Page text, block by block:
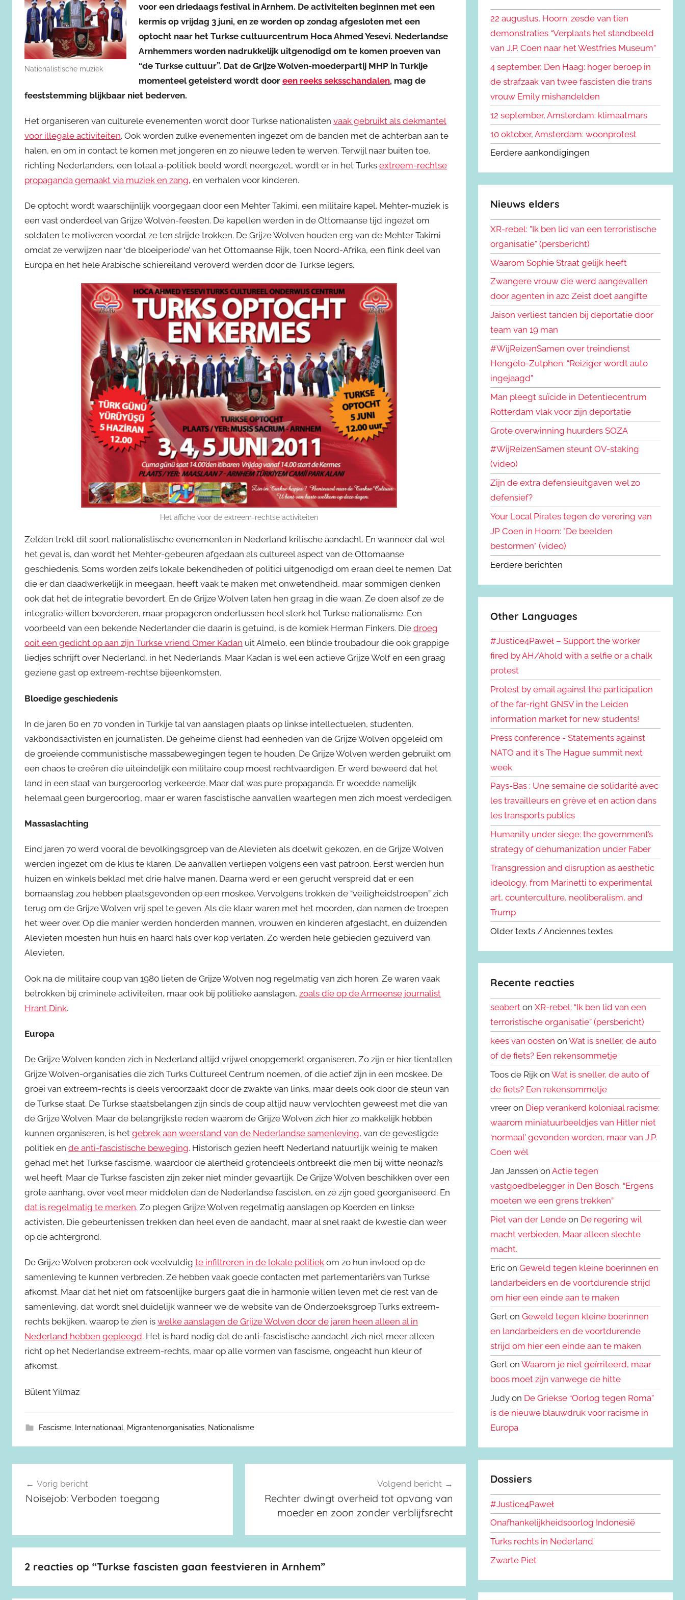
Nationalistische muziek
voor een driedaags festival in Arnhem. De activiteiten beginnen met een
kermis op vrijdag 3 juni, en ze worden op zondag afgesloten met een
optocht naar het Turkse cultuurcentrum Hoca Ahmed Yesevi. Nederlandse
Arnhemmers worden nadrukkelijk uitgenodigd om te komen proeven van
“de Turkse cultuur”. Dat de Grijze Wolven-moederpartij MHP in Turkije
momenteel geteisterd wordt door een reeks seksschandalen, mag de
feeststemming blijkbaar niet bederven.
Het organiseren van culturele evenementen wordt door Turkse nationalisten vaak gebruikt als dekmantel
voor illegale activiteiten. Ook worden zulke evenementen ingezet om de banden met de achterban aan te
halen, en om in contact te komen met jongeren en zo nieuwe leden te werven. Terwijl naar buiten toe,
richting Nederlanders, een totaal a-politiek beeld wordt neergezet, wordt er in het Turks extreem-rechtse
propaganda gemaakt via muziek en zang, en verhalen voor kinderen.
De optocht wordt waarschijnlijk voorgegaan door een Mehter Takimi, een militaire kapel. Mehter-muziek is
een vast onderdeel van Grijze Wolven-feesten. De kapellen werden in de Ottomaanse tijd ingezet om
soldaten te motiveren voordat ze ten strijde trokken. De Grijze Wolven houden erg van de Mehter Takimi
omdat ze verwijzen naar ‘de bloeiperiode’ van het Ottomaanse Rijk, toen Noord-Afrika, een flink deel van
Europa en het hele Arabische schiereiland veroverd werden door de Turkse legers.
Het affiche voor de extreem-rechtse activiteiten
Zelden trekt dit soort nationalistische evenementen in Nederland kritische aandacht. En wanneer dat wel
het geval is, dan wordt het Mehter-gebeuren afgedaan als cultureel aspect van de Ottomaanse
geschiedenis. Soms worden zelfs lokale bekendheden of politici uitgenodigd om eraan deel te nemen. Dat
die er dan daadwerkelijk in meegaan, heeft vaak te maken met onwetendheid, maar sommigen denken
ook dat het de integratie bevordert. En de Grijze Wolven laten hen graag in die waan. Ze doen alsof ze de
integratie willen bevorderen, maar propageren ondertussen heel sterk het Turkse nationalisme. Een
voorbeeld van een bekende Nederlander die daarin is getuind, is de komiek Herman Finkers. Die droeg
ooit een gedicht op aan zijn Turkse vriend Omer Kadan uit Almelo, een blinde troubadour die ook grappige
liedjes schrijft over Nederland, in het Nederlands. Maar Kadan is wel een actieve Grijze Wolf en een graag
geziene gast op extreem-rechtse bijeenkomsten.
Bloedige geschiedenis
In de jaren 60 en 70 vonden in Turkije tal van aanslagen plaats op linkse intellectuelen, studenten,
vakbondsactivisten en journalisten. De geheime dienst had eenheden van de Grijze Wolven opgeleid om
de groeiende communistische massabewegingen tegen te houden. De Grijze Wolven werden gebruikt om
een chaos te creëren die uiteindelijk een militaire coup moest rechtvaardigen. Er werd beweerd dat het
land in een staat van burgeroorlog verkeerde. Maar dat was pure propaganda. Er woedde namelijk
helemaal geen burgeroorlog, maar er waren fascistische aanvallen waartegen men zich moest verdedigen.
Massaslachting
Eind jaren 70 werd vooral de bevolkingsgroep van de Alevieten als doelwit gekozen, en de Grijze Wolven
werden ingezet om de klus te klaren. De aanvallen verliepen volgens een vast patroon. Eerst werden hun
huizen en winkels beklad met drie halve manen. Daarna werd er een gerucht verspreid dat er een
bomaanslag zou hebben plaatsgevonden op een moskee. Vervolgens trokken de “veiligheidstroepen” zich
terug om de Grijze Wolven vrij spel te geven. Als die klaar waren met het moorden, dan namen de troepen
het weer over. Op die manier werden honderden mannen, vrouwen en kinderen afgeslacht, en duizenden
Alevieten moesten hun huis en haard hals over kop verlaten. Zo werden hele gebieden gezuiverd van
Alevieten.
Ook na de militaire coup van 1980 lieten de Grijze Wolven nog regelmatig van zich horen. Ze waren vaak
betrokken bij criminele activiteiten, maar ook bij politieke aanslagen, zoals die op de Armeense journalist
Hrant Dink.
Europa
De Grijze Wolven konden zich in Nederland altijd vrijwel onopgemerkt organiseren. Zo zijn er hier tientallen
Grijze Wolven-organisaties die zich Turks Cultureel Centrum noemen, of die actief zijn in een moskee. De
groei van extreem-rechts is deels veroorzaakt door de zwakte van links, maar deels ook door de steun van
de Turkse staat. De Turkse staatsbelangen zijn sinds de coup altijd nauw vervlochten geweest met die van
de Grijze Wolven. Maar de belangrijkste reden waarom de Grijze Wolven zich hier zo makkelijk hebben
kunnen organiseren, is het gebrek aan weerstand van de Nederlandse samenleving, van de gevestigde
politiek en de anti-fascistische beweging. Historisch gezien heeft Nederland natuurlijk weinig te maken
gehad met het Turkse fascisme, waardoor de alertheid grotendeels ontbreekt die men bij witte neonazi’s
wel heeft. Maar de Turkse fascisten zijn zeker niet minder gevaarlijk. De Grijze Wolven beschikken over een
grote aanhang, over veel meer middelen dan de Nederlandse fascisten, en ze zijn goed georganiseerd. En
dat is regelmatig te merken. Zo plegen Grijze Wolven regelmatig aanslagen op Koerden en linkse
activisten. Die gebeurtenissen trekken dan heel even de aandacht, maar al snel raakt de kwestie dan weer
op de achtergrond.
De Grijze Wolven proberen ook veelvuldig te infiltreren in de lokale politiek om zo hun invloed op de
samenleving te kunnen verbreden. Ze hebben vaak goede contacten met parlementariërs van Turkse
afkomst. Maar dat het niet om fatsoenlijke burgers gaat die in harmonie willen leven met de rest van de
samenleving, dat wordt snel duidelijk wanneer we de website van de Onderzoeksgroep Turks extreem-
rechts bekijken, waarop te zien is welke aanslagen de Grijze Wolven door de jaren heen alleen al in
Nederland hebben gepleegd. Het is hard nodig dat de anti-fascistische aandacht zich niet meer alleen
richt op het Nederlandse extreem-rechts, maar op alle vormen van fascisme, ongeacht hun kleur of
afkomst.
Bülent Yilmaz
Fascisme, Internationaal, Migrantenorganisaties, Nationalisme
Berichtnavigatie
Vorig bericht
Noisejob: Verboden toegang
Volgend bericht
Rechter dwingt overheid tot opvang van
moeder en zoon zonder verblijfsrecht
2 reacties op “Turkse fascisten gaan feestvieren in Arnhem”
n
a
a
r
:
n
22 augustus, Hoorn: zesde van tien
demonstraties “Verplaats het standbeeld
van J.P. Coen naar het Westfries Museum”
4 september, Den Haag: hoger beroep in
de strafzaak van twee fascisten die trans
vrouw Emily mishandelden
12 september, Amsterdam: klimaatmars
10 oktober, Amsterdam: woonprotest
Eerdere aankondigingen
Nieuws elders
XR-rebel: "Ik ben lid van een terroristische
organisatie" (persbericht)
Waarom Sophie Straat gelijk heeft
Zwangere vrouw die werd aangevallen
door agenten in azc Zeist doet aangifte
Jaison verliest tanden bij deportatie door
team van 19 man
#WijReizenSamen over treindienst
Hengelo-Zutphen: “Reiziger wordt auto
ingejaagd”
Man pleegt suïcide in Detentiecentrum
Rotterdam vlak voor zijn deportatie
Grote overwinning huurders SOZA
#WijReizenSamen steunt OV-staking
(video)
Zijn de extra defensieuitgaven wel zo
defensief?
Your Local Pirates tegen de verering van
JP Coen in Hoorn: "De beelden
bestormen" (video)
Eerdere berichten
Other Languages
#Justice4Paweł – Support the worker
fired by AH/Ahold with a selfie or a chalk
protest
Protest by email against the participation
of the far-right GNSV in the Leiden
information market for new students!
Press conference - Statements against
NATO and it's The Hague summit next
week
Pays-Bas : Une semaine de solidarité avec
les travailleurs en grève et en action dans
les transports publics
Humanity under siege: the government’s
strategy of dehumanization under Faber
Transgression and disruption as aesthetic
ideology, from Marinetti to experimental
art, counterculture, neoliberalism, and
Trump
Older texts / Anciennes textes
Recente reacties
seabert onXR-rebel: “Ik ben lid van een
terroristische organisatie” (persbericht)
kees van oosten onWat is sneller, de auto
of de fiets? Een rekensommetje
Toos de Rijk onWat is sneller, de auto of
de fiets? Een rekensommetje
vreer on Diep verankerd koloniaal racisme:
waarom miniatuurbeeldjes van Hitler niet
‘normaal’ gevonden worden, maar van J.P.
Coen wèl
Jan Janssen onActie tegen
vastgoedbelegger in Den Bosch. “Ergens
moeten we een grens trekken”
Piet van der Lende on De regering wil
macht verbieden. Maar alleen slechte
macht.
Eric onGeweld tegen kleine boerinnen en
landarbeiders en de voortdurende strijd
om hier een einde aan te maken
Gert onGeweld tegen kleine boerinnen
en landarbeiders en de voortdurende
strijd om hier een einde aan te maken
Gert onWaarom je niet geïrriteerd, maar
boos moet zijn vanwege de hitte
Judy on De Griekse “Oorlog tegen Roma”
is de nieuwe blauwdruk voor racisme in
Europa
Dossiers
#Justice4Paweł
Onafhankelijkheidsoorlog Indonesië
Turks rechts in Nederland
Zwarte Piet